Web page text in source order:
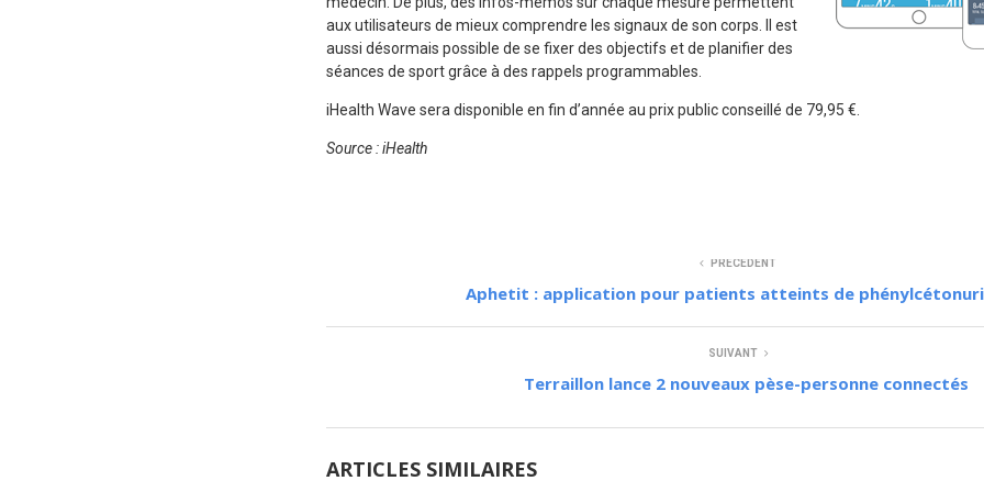
aux utilisateurs de mieux comprendre les signaux de son corps. Il est
aussi désormais possible de se fixer des objectifs et de planifier des
séances de sport grâce à des rappels programmables.
iHealth Wave sera disponible en fin d’année au prix public conseillé de 79,95 €.
Source : iHealth
PRÉCÉDENT
Aphetit : application pour patients atteints de
SUIVANT
Terraillon lance 2 nouveaux pèse-personne connectés
ARTICLES SIMILAIRES